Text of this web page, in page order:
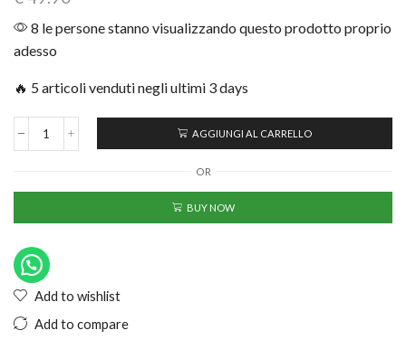
8 le persone stanno visualizzando questo prodotto proprio
adesso
🔥 5 articoli venduti negli ultimi 3 days
AGGIUNGI AL CARRELLO
OR
BUY NOW
Add to wishlist
Add to compare